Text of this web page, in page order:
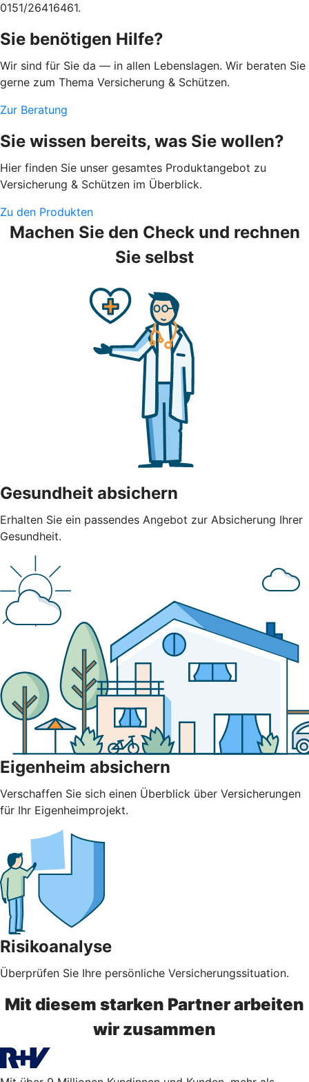
0151/26416461.
Sie benötigen Hilfe?
Wir sind für Sie da — in allen Lebenslagen. Wir beraten Sie
gerne zum Thema Versicherung & Schützen.
Zur Beratung
Sie wissen bereits, was Sie wollen?
Hier finden Sie unser gesamtes Produktangebot zu
Versicherung & Schützen im Überblick.
Zu den Produkten
Machen Sie den Check und rechnen
Sie selbst
Gesundheit absichern
Erhalten Sie ein passendes Angebot zur Absicherung Ihrer
Gesundheit.
Eigenheim absichern
Verschaffen Sie sich einen Überblick über Versicherungen
für Ihr Eigenheimprojekt.
Risikoanalyse
Überprüfen Sie Ihre persönliche Versicherungssituation.
Mit diesem starken Partner arbeiten
wir zusammen